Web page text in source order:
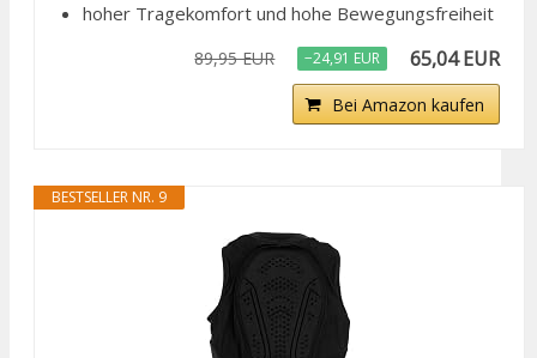
hoher Tragekomfort und hohe Bewegungsfreiheit
89,95 EUR −24,91 EUR 65,04 EUR
Bei Amazon kaufen
BESTSELLER NR. 9